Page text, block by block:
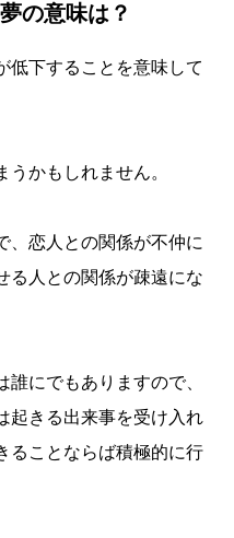
の意味は？
低下することを意味して
かもしれません。
、恋人との関係が不仲に
る人との関係が疎遠にな
にでもありますので、
起きる出来事を受け入れ
ることならば積極的に行